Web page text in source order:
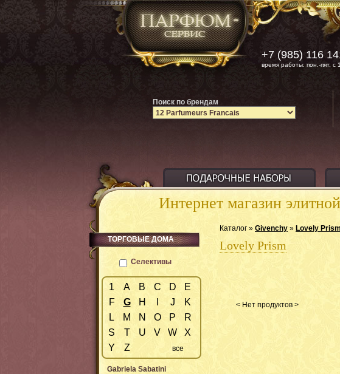
Интернет магазин
Каталог » Givenchy » Lovely Prism
Lovely Prism
< Нет продуктов >
ТОРГОВЫЕ ДОМА
Селективы
1 A B C D
E
F
G H J
K
L
M N O P
R
S
T U V W
X
Y
Z все
Gabriela Sabatini
+7 (985) 116
время работы: пон.-пят. с
Поиск по брендам